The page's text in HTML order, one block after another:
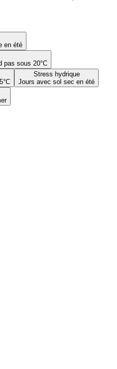
en été
pas sous 20°C
Stress hydrique
Jours avec sol sec en été